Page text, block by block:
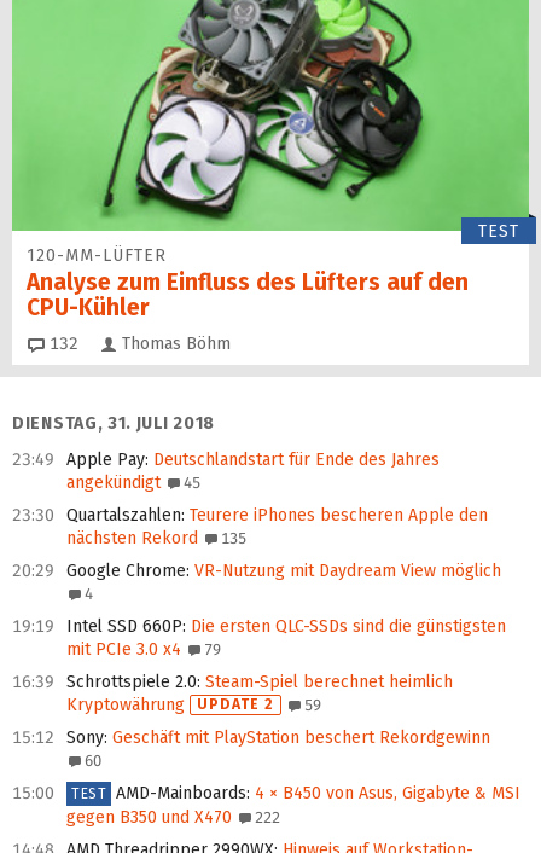
TEST
120-MM-LÜFTER
Analyse zum Einfluss des Lüfters auf den
CPU-Kühler
132 Kommentare
Thomas Böhm
DIENSTAG, 31. JULI 2018
23:49
Apple Pay: Deutschlandstart für Ende des Jahres
angekündigt
45
23:30 Quartalszahlen: Teurere iPhones bescheren Apple den
nächsten Rekord
135
20:29 Google Chrome: VR-Nutzung mit Daydream View möglich
4
19:19 Intel SSD 660P: Die ersten QLC-SSDs sind die günstigsten
mit PCIe 3.0 x4
79
16:39 Schrottspiele 2.0: Steam-Spiel berechnet heimlich
Kryptowährung
UPDATE 2 59
15:12 Sony: Geschäft mit PlayStation beschert Rekordgewinn
60
15:00 TEST AMD-Mainboards: 4 × B450 von Asus, Gigabyte & MSI
gegen B350 und X470
222